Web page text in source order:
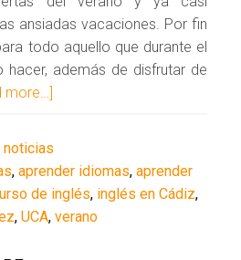
ansiadas vacaciones. Por fin
todo aquello que durante el
hacer, además de disfrutar de
more…]
noticias
,aprender idiomas,aprender
de inglés, inglés en Cádiz,
,UCA,verano